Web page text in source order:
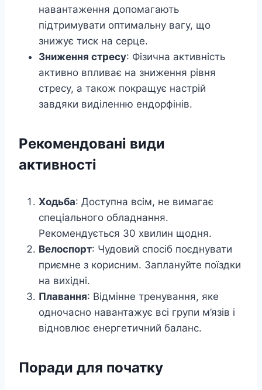
навантаження допомагають
підтримувати оптимальну вагу, що
знижує тиск на серце.
Зниження стресу: Фізична активність
активно впливає на зниження рівня
стресу, а також покращує настрій
завдяки виділенню ендорфінів.
Рекомендовані види
активності
Ходьба: Доступна всім, не вимагає
спеціального обладнання.
Рекомендується 30 хвилин щодня.
Велоспорт: Чудовий спосіб поєднувати
приємне з корисним. Заплануйте поїздки
на вихідні.
Плавання: Відмінне тренування, яке
одночасно навантажує всі групи м’язів і
відновлює енергетичний баланс.
Поради для початку